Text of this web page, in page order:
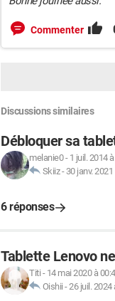
Commenter
Discussions similaires
Débloquer sa
melanie0- 1 juil. 2014
Skiiz- 30 janv.
6 réponses
Tablette Lenovo
Titi - 14 mai 2020 à
Oishii -26 juil. 2024